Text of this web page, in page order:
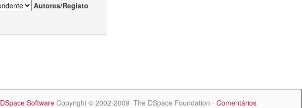
Autores/Registo
DSpace Software Copyright © 2002-2009 The DSpace Foundation - Comentários